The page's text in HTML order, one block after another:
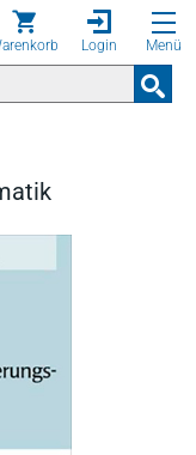
Login Menü